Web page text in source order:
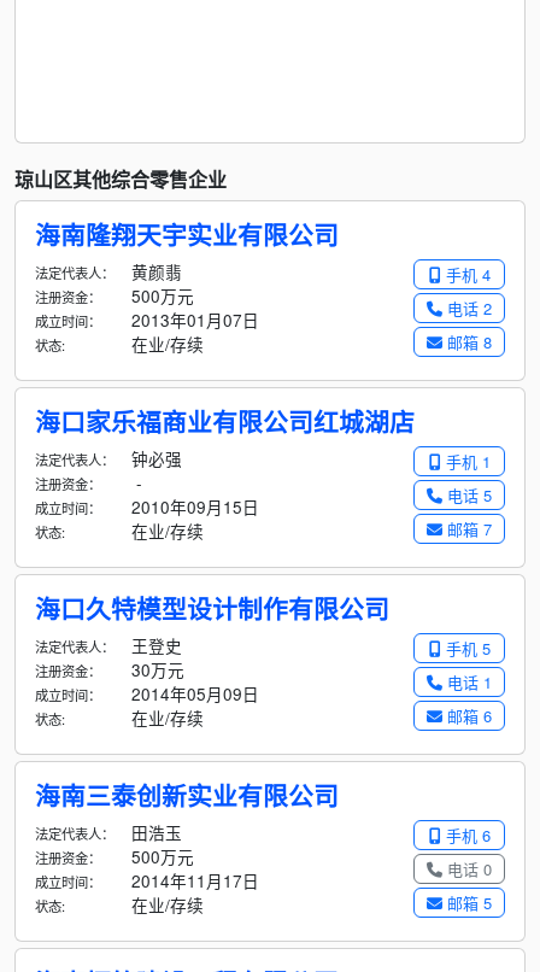
琼山区其他综合零售企业
海南隆翔天宇实业有限公司
手机 4
电话 2
邮箱 8
法定代表人： 黄颜翡
注册资金： 500万元
成立时间： 2013年01月07日
状态: 在业/存续
海口家乐福商业有限公司红城湖店
手机 1
电话 5
邮箱 7
法定代表人： 钟必强
注册资金： -
成立时间： 2010年09月15日
状态: 在业/存续
海口久特模型设计制作有限公司
手机 5
电话 1
邮箱 6
法定代表人： 王登史
注册资金： 30万元
成立时间： 2014年05月09日
状态: 在业/存续
海南三泰创新实业有限公司
手机 6
电话 0
邮箱 5
法定代表人： 田浩玉
注册资金： 500万元
成立时间： 2014年11月17日
状态: 在业/存续